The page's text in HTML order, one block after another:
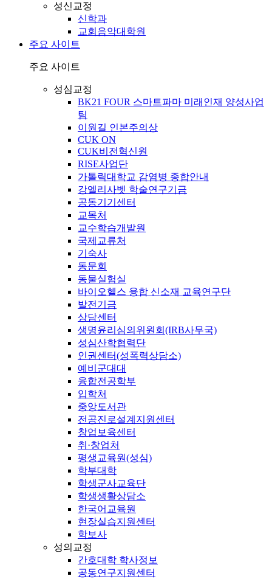
성신교정
신학과
교회음악대학원
주요 사이트
주요 사이트
성심교정
BK21 FOUR 스마트파마 미래인재 양성사업
팀
이원길 인본주의상
CUK ON
CUK비전혁신원
RISE사업단
가톨릭대학교 감염병 종합안내
강엘리사벳 학술연구기금
공동기기센터
교목처
교수학습개발원
국제교류처
기숙사
동문회
동물실험실
바이오헬스 융합 신소재 교육연구단
발전기금
상담센터
생명윤리심의위원회(IRB사무국)
성심산학협력단
인권센터(성폭력상담소)
예비군대대
융합전공학부
입학처
중앙도서관
전공진로설계지원센터
창업보육센터
취·창업처
평생교육원(성심)
학부대학
학생군사교육단
학생생활상담소
한국어교육원
현장실습지원센터
학보사
성의교정
간호대학 학사정보
공동연구지원센터